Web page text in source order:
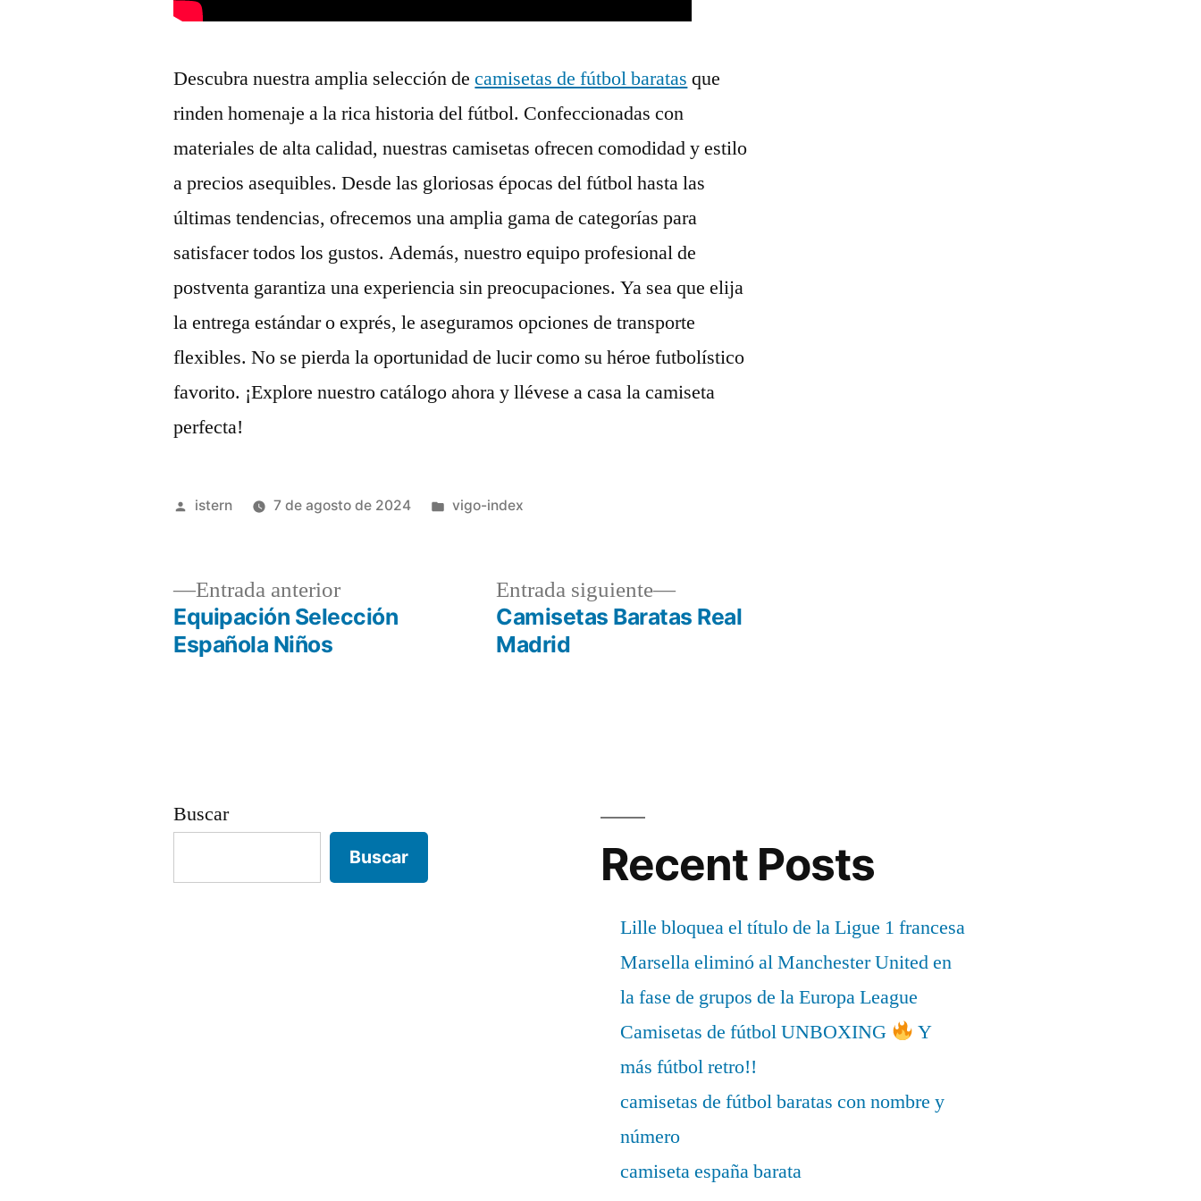
Descubra nuestra amplia selección decamisetas de fútbol baratas que
rinden homenaje a la rica historia del fútbol. Confeccionadas con
materiales de alta calidad, nuestras camisetas ofrecen comodidad y estilo
a precios asequibles. Desde las gloriosas épocas del fútbol hasta las
últimas tendencias, ofrecemos una amplia gama de categorías para
satisfacer todos los gustos. Además, nuestro equipo profesional de
postventa garantiza una experiencia sin preocupaciones. Ya sea que elija
la entrega estándar o exprés, le aseguramos opciones de transporte
flexibles. No se pierda la oportunidad de lucir como su héroe futbolístico
favorito. ¡Explore nuestro catálogo ahora y llévese a casa la camiseta
perfecta!
Publicado
istern 7 de agosto de 2024
Publicado
vigo-index
Navegación
Entrada anteriorEntrada
anterior:
Equipación Selección
Española Niños
Entrada siguiente
Entrada
siguiente:
Camisetas Baratas Real
Madrid
Buscar
Buscar Recent Posts
Lille bloquea el título de la Ligue 1 francesa
Marsella eliminó al Manchester United en
la fase de grupos de la Europa League
Camisetas de fútbol UNBOXING
Y
más fútbol retro!!
camisetas de fútbol baratas con nombre y
número
camiseta españa barata